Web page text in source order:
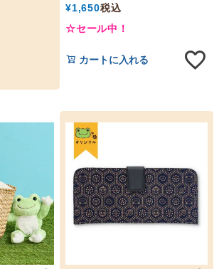
¥1,650税込
☆セール中！
カートに入れる